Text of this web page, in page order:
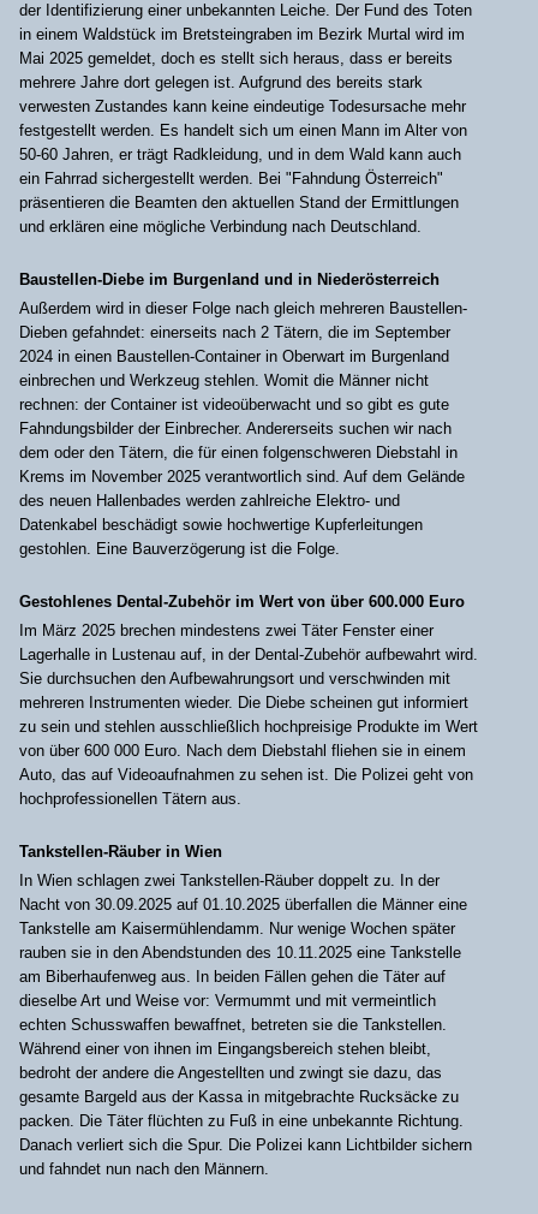
der Identifizierung einer unbekannten Leiche. Der Fund des Toten
in einem Waldstück im Bretsteingraben im Bezirk Murtal wird im
Mai 2025 gemeldet, doch es stellt sich heraus, dass er bereits
mehrere Jahre dort gelegen ist. Aufgrund des bereits stark
verwesten Zustandes kann keine eindeutige Todesursache mehr
festgestellt werden. Es handelt sich um einen Mann im Alter von
50-60 Jahren, er trägt Radkleidung, und in dem Wald kann auch
ein Fahrrad sichergestellt werden. Bei "Fahndung Österreich"
präsentieren die Beamten den aktuellen Stand der Ermittlungen
und erklären eine mögliche Verbindung nach Deutschland.
Baustellen-Diebe im Burgenland und in Niederösterreich
Außerdem wird in dieser Folge nach gleich mehreren Baustellen-
Dieben gefahndet: einerseits nach 2 Tätern, die im September
2024 in einen Baustellen-Container in Oberwart im Burgenland
einbrechen und Werkzeug stehlen. Womit die Männer nicht
rechnen: der Container ist videoüberwacht und so gibt es gute
Fahndungsbilder der Einbrecher. Andererseits suchen wir nach
dem oder den Tätern, die für einen folgenschweren Diebstahl in
Krems im November 2025 verantwortlich sind. Auf dem Gelände
des neuen Hallenbades werden zahlreiche Elektro- und
Datenkabel beschädigt sowie hochwertige Kupferleitungen
gestohlen. Eine Bauverzögerung ist die Folge.
Gestohlenes Dental-Zubehör im Wert von über 600.000 Euro
Im März 2025 brechen mindestens zwei Täter Fenster einer
Lagerhalle in Lustenau auf, in der Dental-Zubehör aufbewahrt wird.
Sie durchsuchen den Aufbewahrungsort und verschwinden mit
mehreren Instrumenten wieder. Die Diebe scheinen gut informiert
zu sein und stehlen ausschließlich hochpreisige Produkte im Wert
von über 600 000 Euro. Nach dem Diebstahl fliehen sie in einem
Auto, das auf Videoaufnahmen zu sehen ist. Die Polizei geht von
hochprofessionellen Tätern aus.
Tankstellen-Räuber in Wien
In Wien schlagen zwei Tankstellen-Räuber doppelt zu. In der
Nacht von 30.09.2025 auf 01.10.2025 überfallen die Männer eine
Tankstelle am Kaisermühlendamm. Nur wenige Wochen später
rauben sie in den Abendstunden des 10.11.2025 eine Tankstelle
am Biberhaufenweg aus. In beiden Fällen gehen die Täter auf
dieselbe Art und Weise vor: Vermummt und mit vermeintlich
echten Schusswaffen bewaffnet, betreten sie die Tankstellen.
Während einer von ihnen im Eingangsbereich stehen bleibt,
bedroht der andere die Angestellten und zwingt sie dazu, das
gesamte Bargeld aus der Kassa in mitgebrachte Rucksäcke zu
packen. Die Täter flüchten zu Fuß in eine unbekannte Richtung.
Danach verliert sich die Spur. Die Polizei kann Lichtbilder sichern
und fahndet nun nach den Männern.